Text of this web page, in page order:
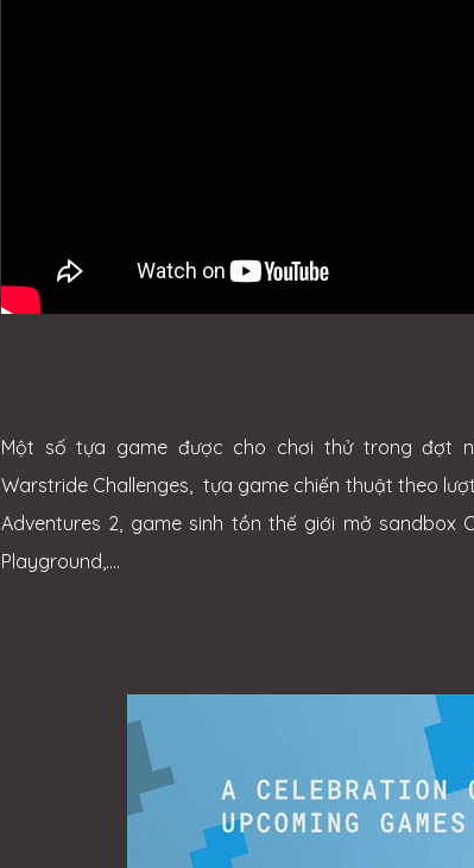
Một số tựa game được cho chơi thử trong đợt
Warstride Challenges, tựa game chiến thuật theo
Adventures 2, game sinh tồn thế giới mở
Playground,....